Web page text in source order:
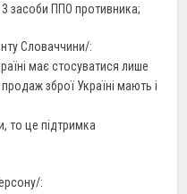
засоби ППО противника;
Словаччини/:
має стосуватися лише
зброї Україні мають і
то це підтримка
: